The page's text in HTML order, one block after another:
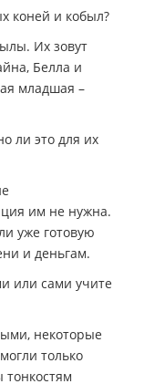
коней и кобыл?
Их зовут
Белла и
младшая –
ли это для их
им не нужна.
уже готовую
и деньгам.
или сами учите
некоторые
только
тонкостям